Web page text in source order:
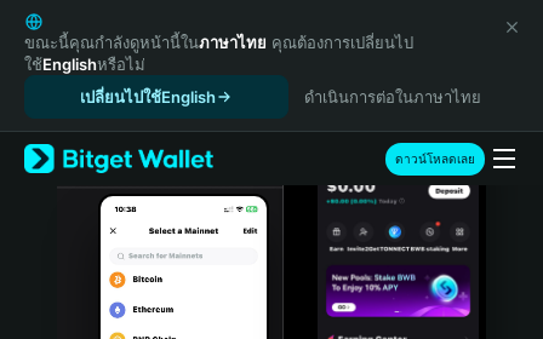
English
日本語
Tiếng Việt
Español (Latinoamérica)
Türkçe
Italiano
Português (Portugal)
ขณะนี้คุณกำลังดูหน้านี้ในภาษาไทย คุณต้องการเปลี่ยนไป
ใช้Englishหรือไม่
เปลี่ยนไปใช้English
ดำเนินการต่อในภาษาไทย
ดาวน์โหลดเลย